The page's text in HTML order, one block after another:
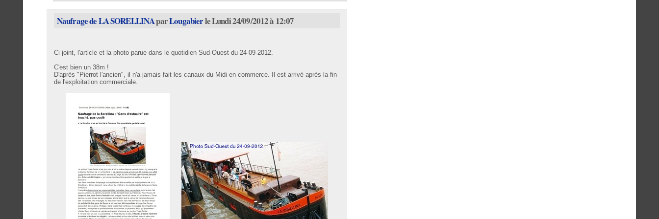
Naufrage de LA SORELLINAparLougabierle Lundi 24/09/2012 à 12:07
Ci joint, l'article et la photo parue dans le quotidien Sud-Ouest du 24-09-2012.
C'est bien un 38m !
D'après "Pierrot l'ancien", il n'a jamais fait les canaux du Midi en commerce. Il est arrivé après la fin
de l'exploitation commerciale.